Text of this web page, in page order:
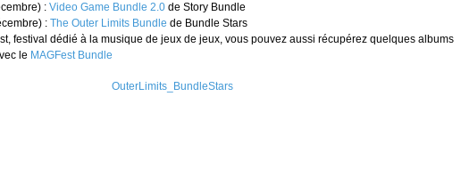
:Video Game Bundle 2.0 de Story Bundle
:The Outer Limits Bundle de Bundle Stars
festival dédié à la musique de jeux de jeux, vous pouvez aussi récupérez quelques albums
le MAGFest Bundle